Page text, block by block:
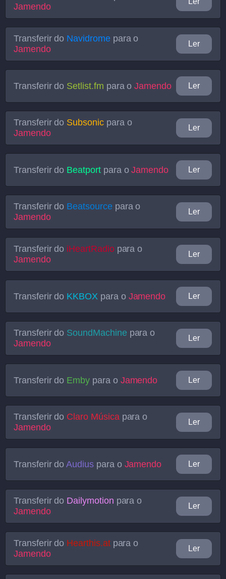
Jamendo
Transferir do Navidromepara o
Jamendo
Ler
Transferir do Setlist.fm para oJamendo Ler
Transferir do Subsonicpara o
Jamendo
Ler
Transferir do Beatportpara oJamendo Ler
Transferir do Beatsourcepara o
Jamendo
Ler
Transferir do iHeartRadiopara o
Jamendo
Ler
Transferir do KKBOX para o Jamendo Ler
Transferir do SoundMachine para o
Jamendo
Ler
Transferir do Emby para o Jamendo Ler
Transferir do Claro Músicapara o
Jamendo
Ler
Transferir doAudiuspara o Jamendo Ler
Transferir do Dailymotion para o
Jamendo
Ler
Transferir do Hearthis.atpara o
Jamendo
Ler